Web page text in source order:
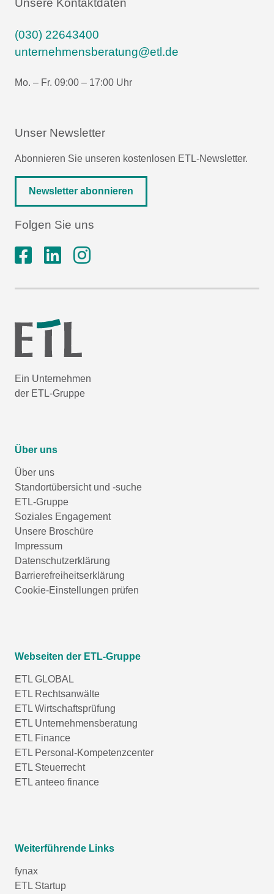
Unsere Kontaktdaten
(030) 22643400
unternehmensberatung@etl.de
Mo. – Fr. 09:00 – 17:00 Uhr
Unser Newsletter
Abonnieren Sie unseren kostenlosen ETL-Newsletter.
Newsletter abonnieren
Folgen Sie uns
Ein Unternehmen
der ETL-Gruppe
Über uns
Über uns
Standortübersicht und -suche
ETL-Gruppe
Soziales Engagement
Unsere Broschüre
Impressum
Datenschutzerklärung
Barrierefreiheitserklärung
Cookie-Einstellungen prüfen
Webseiten der ETL-Gruppe
ETL GLOBAL
ETL Rechtsanwälte
ETL Wirtschaftsprüfung
ETL Unternehmensberatung
ETL Finance
ETL Personal-Kompetenzcenter
ETL Steuerrecht
ETL anteeo finance
Weiterführende Links
fynax
ETL Startup